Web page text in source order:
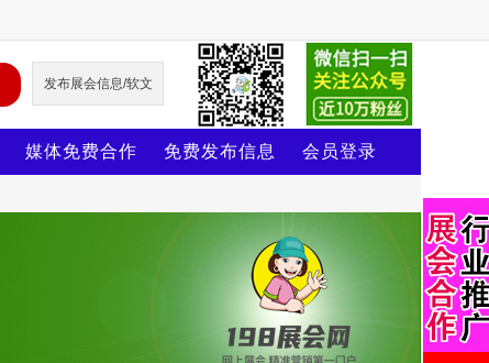
发布展会信息/软文
媒体免费合作 免费发布信息 会员登录